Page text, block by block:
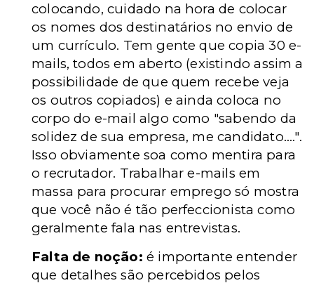
colocando, cuidado na hora de colocar
os nomes dos destinatários no envio de
um currículo. Tem gente que copia 30 e-
mails, todos em aberto (existindo assim a
possibilidade de que quem recebe veja
os outros copiados) e ainda coloca no
corpo do e-mail algo como "sabendo da
solidez de sua empresa, me candidato....".
Isso obviamente soa como mentira para
o recrutador. Trabalhar e-mails em
massa para procurar emprego só mostra
que você não é tão perfeccionista como
geralmente fala nas entrevistas.
Falta de noção: é importante entender
que detalhes são percebidos pelos